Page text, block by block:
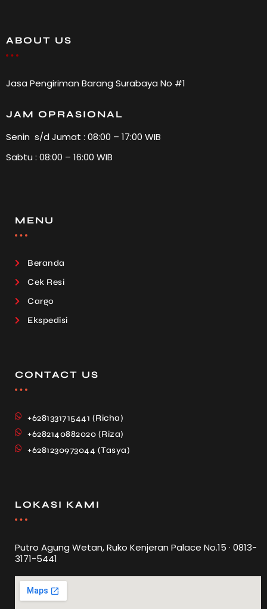
ABOUT US
Jasa Pengiriman Barang Surabaya No #1
JAM OPRASIONAL
Senin s/d Jumat : 08:00 – 17:00 WIB
Sabtu : 08:00 – 16:00 WIB
MENU
Beranda
Cek Resi
Cargo
Ekspedisi
CONTACT US
+6281331715441 (Richa)
+6282140882020 (Riza)
+6281230973044 (Tasya)
LOKASI KAMI
Putro Agung Wetan, Ruko Kenjeran Palace No.15 · 0813-
3171-5441